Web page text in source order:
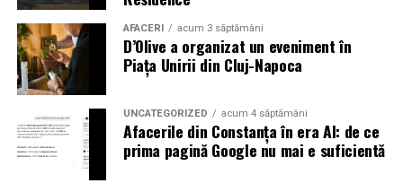
au pierdut viața, peste 6.500 au fost rănite și multe
altele au fost date dispărute. Peste 300.000 de oameni
au rămas fără locuințe în urma exploziilor devastatoare.
Autoritățile din Liban au decretat trei zile de doliu
național
Aniversări – Comemorări
AFACERI acum 3 săptămâni
D’Olive a organizat un eveniment în
Piața Unirii din Cluj-Napoca
UNCATEGORIZED acum 4 săptămâni
Afacerile din Constanța în era AI: de ce
prima pagină Google nu mai e suficientă